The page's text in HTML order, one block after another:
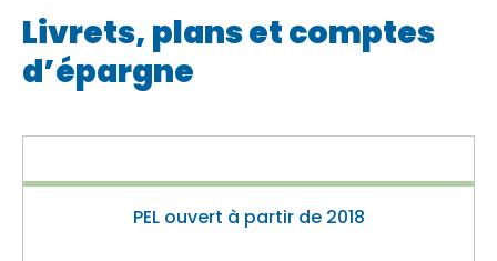
Livrets, plans et comptes
d’épargne
PEL ouvert à partir de 2018